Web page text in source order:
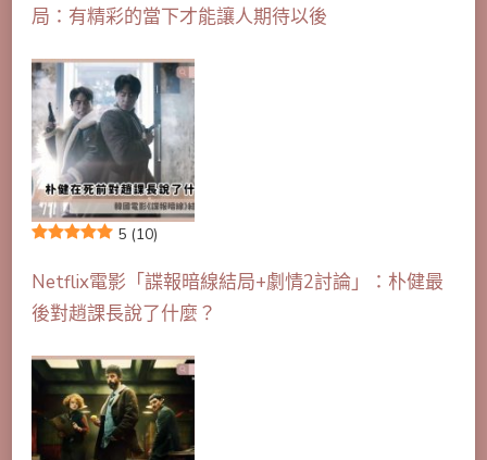
局：有精彩的當下才能讓人期待以後
5 (10)
Netflix電影「諜報暗線結局+劇情2討論」：朴健最
後對趙課長說了什麼？